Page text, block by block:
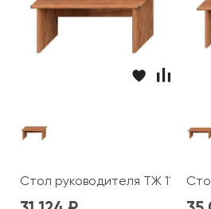
Стол руководителя ТЖ 112